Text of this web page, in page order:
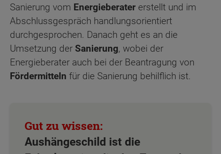
Sanierung vom Energieberater erstellt und im
Abschlussgespräch handlungsorientiert
durchgesprochen. Danach geht es an die
Umsetzung der Sanierung, wobei der
Energieberater auch bei der Beantragung von
Fördermitteln für die Sanierung behilflich ist.
Aushängeschild ist die